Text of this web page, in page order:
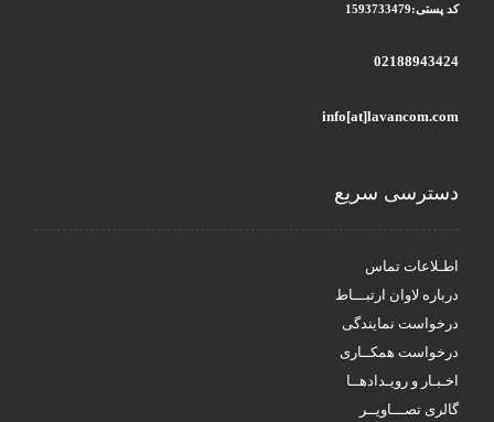
کد پستی:1593733479
02188943424
info[at]lavancom.com
دسترسی سریع
اطـلاعات تماس
درباره لاوان ارتبـــاط
درخواست نمایندگی
درخواست همکــاری
اخـبـار و رویـدادهــا
گالری تصـــاویــر